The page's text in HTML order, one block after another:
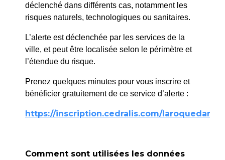
Médiathèque Anne Sylvestre
Culture & Sport
Sylvestre
Médiathèque Anne-
Sylvestre
de Musique Anne-Sylvestre.
déclenché dans différents cas, notamment les
risques naturels, technologiques ou sanitaires.
L’alerte est déclenchée par les services de la
ville, et peut être localisée selon le périmètre et
l’étendue du risque.
Prenez quelques minutes pour vous inscrire et
bénéficier gratuitement de ce service d’alerte :
https://inscription.cedralis.com/
Comment sont utilisées les données